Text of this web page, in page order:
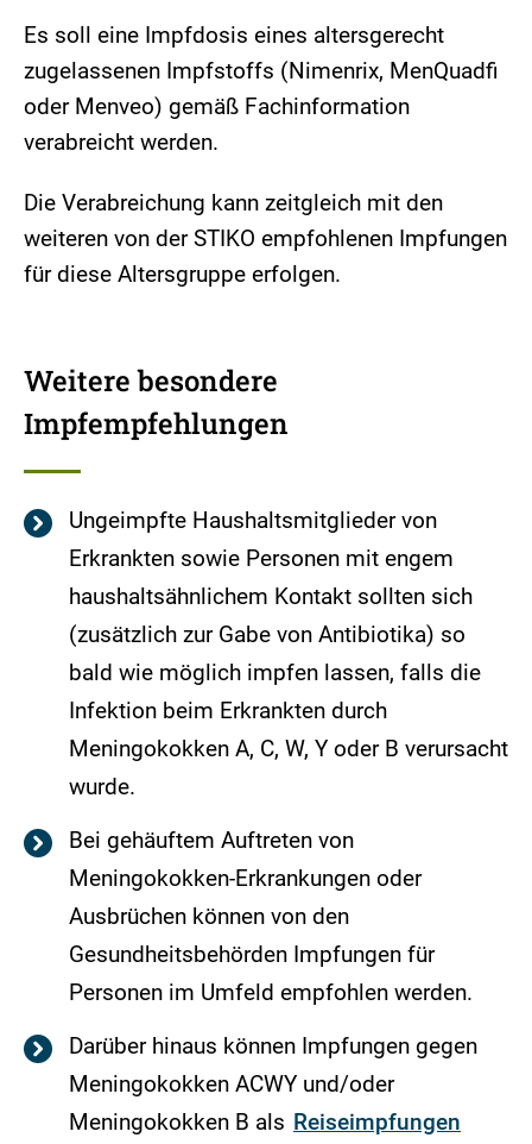
Es soll eine Impfdosis eines altersgerecht
zugelassenen Impfstoffs (Nimenrix, MenQuadfi
oder Menveo) gemäß Fachinformation
verabreicht werden.
Die Verabreichung kann zeitgleich mit den
weiteren von der STIKO empfohlenen Impfungen
für diese Altersgruppe erfolgen.
Weitere besondere
Impfempfehlungen
Ungeimpfte Haushaltsmitglieder von
Erkrankten sowie Personen mit engem
haushaltsähnlichem Kontakt sollten sich
(zusätzlich zur Gabe von Antibiotika) so
bald wie möglich impfen lassen, falls die
Infektion beim Erkrankten durch
Meningokokken A, C, W, Y oder B verursacht
wurde.
Bei gehäuftem Auftreten von
Meningokokken-Erkrankungen oder
Ausbrüchen können von den
Gesundheitsbehörden Impfungen für
Personen im Umfeld empfohlen werden.
Darüber hinaus können Impfungen gegen
Meningokokken ACWY und/oder
Meningokokken B als Reiseimpfungen